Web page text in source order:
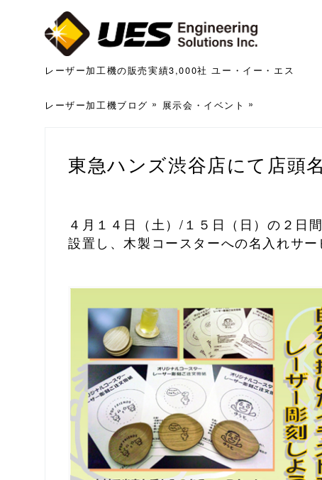
レーザー加工機の販売実績3,000社 ユー・イー・エス
レーザー加工機ブログ 展示会・イベント
東急ハンズ渋谷店にて店頭
４月１４日（土）/１５日（日）の２日間
設置し、木製コースターへの名入れサー